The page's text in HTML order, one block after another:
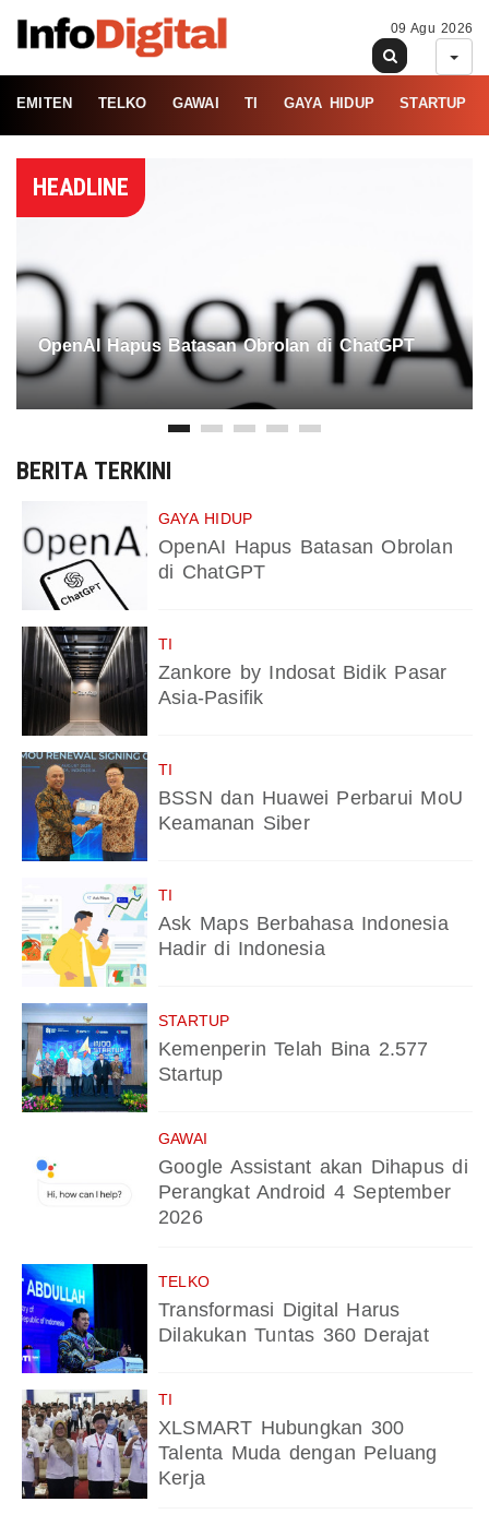
09 Agu 2026
EMITEN TELKO GAWAI TI GAYA HIDUP STARTUP
HEADLINE
OpenAI Hapus Batasan Obrolan di ChatGPT
BERITA TERKINI
GAYA HIDUP
OpenAI Hapus Batasan Obrolan
di ChatGPT
TI
Zankore by Indosat Bidik Pasar
Asia-Pasifik
TI
BSSN dan Huawei Perbarui MoU
Keamanan Siber
TI
Ask Maps Berbahasa Indonesia
Hadir di Indonesia
STARTUP
Kemenperin Telah Bina 2.577
Startup
GAWAI
Google Assistant akan Dihapus di
Perangkat Android 4 September
2026
TELKO
Transformasi Digital Harus
Dilakukan Tuntas 360 Derajat
TI
XLSMART Hubungkan 300
Talenta Muda dengan Peluang
Kerja